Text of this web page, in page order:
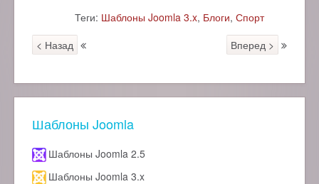
Теги: Шаблоны Joomla 3.x, Блоги, Спорт
< Назад
Вперед >
Шаблоны Joomla
Шаблоны Joomla 2.5
Шаблоны Joomla 3.x